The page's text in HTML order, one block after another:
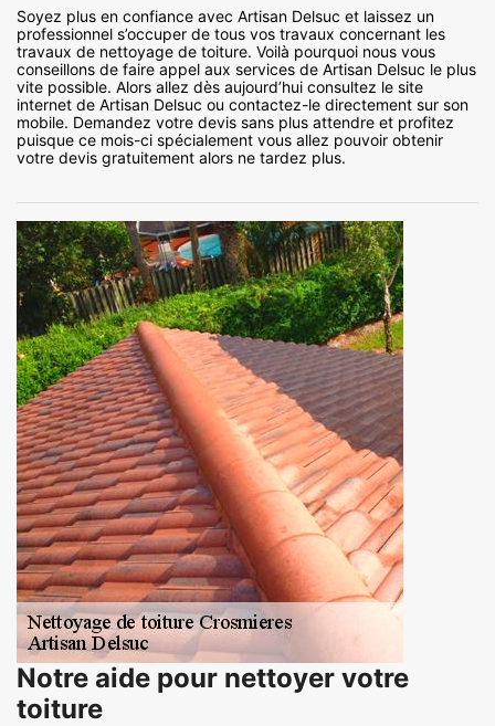
Soyez plus en confiance avec Artisan Delsuc et laissez un
professionnel s’occuper de tous vos travaux concernant les
travaux de nettoyage de toiture. Voilà pourquoi nous vous
conseillons de faire appel aux services de Artisan Delsuc le plus
vite possible. Alors allez dès aujourd’hui consultez le site
internet de Artisan Delsuc ou contactez-le directement sur son
mobile. Demandez votre devis sans plus attendre et profitez
puisque ce mois-ci spécialement vous allez pouvoir obtenir
votre devis gratuitement alors ne tardez plus.
Notre aide pour nettoyer votre
toiture